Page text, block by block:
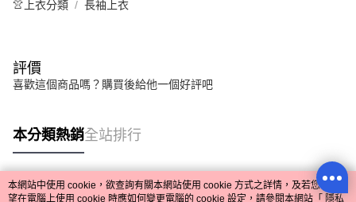
👚上衣分類 長袖上衣
評價
喜歡這個商品嗎？購買後給他一個好評吧
本分類熱銷全站排行
熱門標籤
本網站中使用 cookie，欲查詢有關本網站使用 cookie 方式之詳情，及若您不希
望在電腦上使用 cookie 時應如何變更電腦的 cookie 設定，請參閱本網站「 隱私